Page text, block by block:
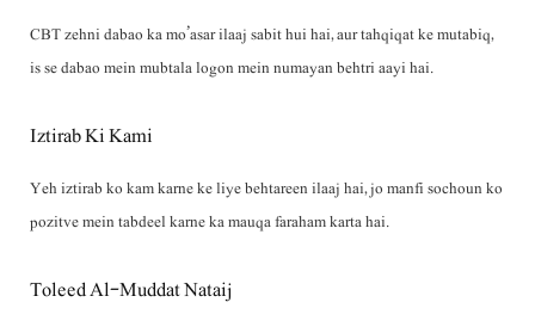
CBT zehni dabao ka mo’asar ilaaj sabit hui hai, aur tahqiqat ke mutabiq,
is se dabao mein mubtala logon mein numayan behtri aayi hai.
Iztirab Ki Kami
Yeh iztirab ko kam karne ke liye behtareen ilaaj hai, jo manfi sochoun ko
pozitve mein tabdeel karne ka mauqa faraham karta hai.
Toleed Al-Muddat Nataij